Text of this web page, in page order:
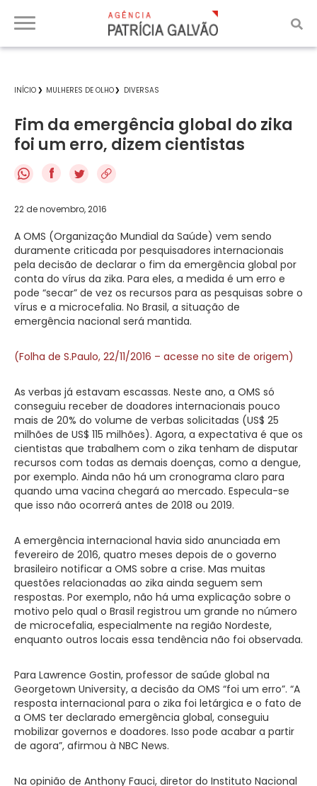
INÍCIO MULHERES DE OLHO DIVERSAS
Fim da emergência global do zika
foi um erro, dizem cientistas
f
22 de novembro, 2016
A OMS (Organização Mundial da Saúde) vem sendo
duramente criticada por pesquisadores internacionais
pela decisão de declarar o fim da emergência global por
conta do vírus da zika. Para eles, a medida é um erro e
pode “secar” de vez os recursos para as pesquisas sobre o
vírus e a microcefalia. No Brasil, a situação de
emergência nacional será mantida.
(Folha de S.Paulo, 22/11/2016 – acesse no site de origem)
As verbas já estavam escassas. Neste ano, a OMS só
conseguiu receber de doadores internacionais pouco
mais de 20% do volume de verbas solicitadas (US$ 25
milhões de US$ 115 milhões). Agora, a expectativa é que os
cientistas que trabalhem com o zika tenham de disputar
recursos com todas as demais doenças, como a dengue,
por exemplo. Ainda não há um cronograma claro para
quando uma vacina chegará ao mercado. Especula-se
que isso não ocorrerá antes de 2018 ou 2019.
A emergência internacional havia sido anunciada em
fevereiro de 2016, quatro meses depois de o governo
brasileiro notificar a OMS sobre a crise. Mas muitas
questões relacionadas ao zika ainda seguem sem
respostas. Por exemplo, não há uma explicação sobre o
motivo pelo qual o Brasil registrou um grande no número
de microcefalia, especialmente na região Nordeste,
enquanto outros locais essa tendência não foi observada.
Para Lawrence Gostin, professor de saúde global na
Georgetown University, a decisão da OMS “foi um erro”. “A
resposta internacional para o zika foi letárgica e o fato de
a OMS ter declarado emergência global, conseguiu
mobilizar governos e doadores. Isso pode acabar a partir
de agora”, afirmou à NBC News.
Na opinião de Anthony Fauci, diretor do Instituto Nacional